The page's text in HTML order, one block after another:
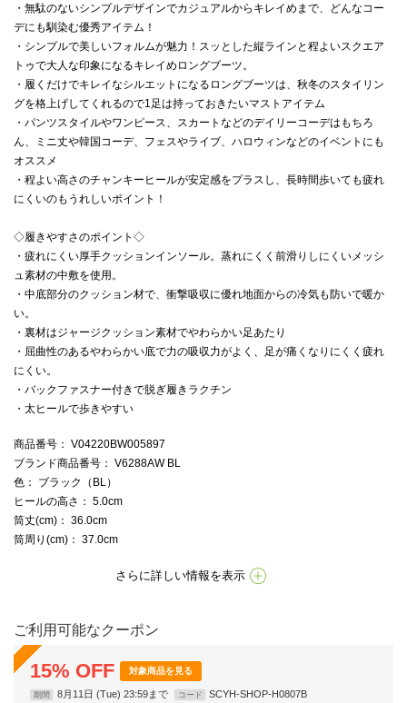
・無駄のないシンプルデザインでカジュアルからキレイめまで、どんなコー
デにも馴染む優秀アイテム！
・シンプルで美しいフォルムが魅力！スッとした縦ラインと程よいスクエア
トゥで大人な印象になるキレイめロングブーツ。
・履くだけでキレイなシルエットになるロングブーツは、秋冬のスタイリン
グを格上げしてくれるので1足は持っておきたいマストアイテム
・パンツスタイルやワンピース、スカートなどのデイリーコーデはもちろ
ん、ミニ丈や韓国コーデ、フェスやライブ、ハロウィンなどのイベントにも
オススメ
・程よい高さのチャンキーヒールが安定感をプラスし、長時間歩いても疲れ
にくいのもうれしいポイント！
◇履きやすさのポイント◇
・疲れにくい厚手クッションインソール。蒸れにくく前滑りしにくいメッシ
ュ素材の中敷を使用。
・中底部分のクッション材で、衝撃吸収に優れ地面からの冷気も防いで暖か
い。
・裏材はジャージクッション素材でやわらかい足あたり
・屈曲性のあるやわらかい底で力の吸収力がよく、足が痛くなりにくく疲れ
にくい。
・バックファスナー付きで脱ぎ履きラクチン
・太ヒールで歩きやすい
商品番号 ： V04220BW005897
ブランド商品番号 ： V6288AW BL
色 ： ブラック（BL）
ヒールの高さ ： 5.0cm
筒丈(cm) ： 36.0cm
筒周り(cm) ： 37.0cm
さらに詳しい情報を表示
ご利用可能なクーポン
15% OFF 対象商品を見る
期間 8月11日 (Tue) 23:59まで コード SCYH-SHOP-H0807B